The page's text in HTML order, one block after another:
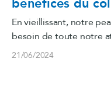
En vieillissant, notre
besoin de toute notre
21/06/2024